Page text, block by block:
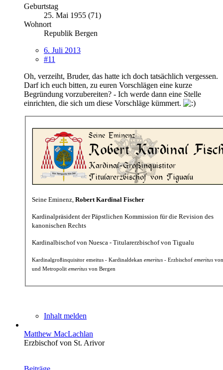
Geburtstag
25. Mai 1955 (71)
Wohnort
Republik Bergen
6. Juli 2013
#11
Oh, verzeiht, Bruder, das hatte ich doch tatsächlich vergessen.
Darf ich euch bitten, zu euren Vorschlägen eine kurze
Begründung vorzubereiten? - Ich werde dann eine Stelle
einrichten, die sich um diese Vorschläge kümmert.
Seine Eminenz, Robert Kardinal Fischer
Kardinalpräsident der Päpstlichen Kommission für die Revision des
kanonischen Rechts
Kardinalbischof von Nuesca - Titularerzbischof von Tigualu
Kardinalgroßinquisitor emeitus - Kardinaldekan emeritus - Erzbischof emeritus
und Metropolit emeritus von Bergen
Inhalt melden
Matthew MacLachlan
Erzbischof von St. Arivor